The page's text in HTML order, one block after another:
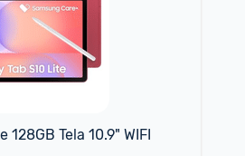
128GB Tela 10.9" WIFI